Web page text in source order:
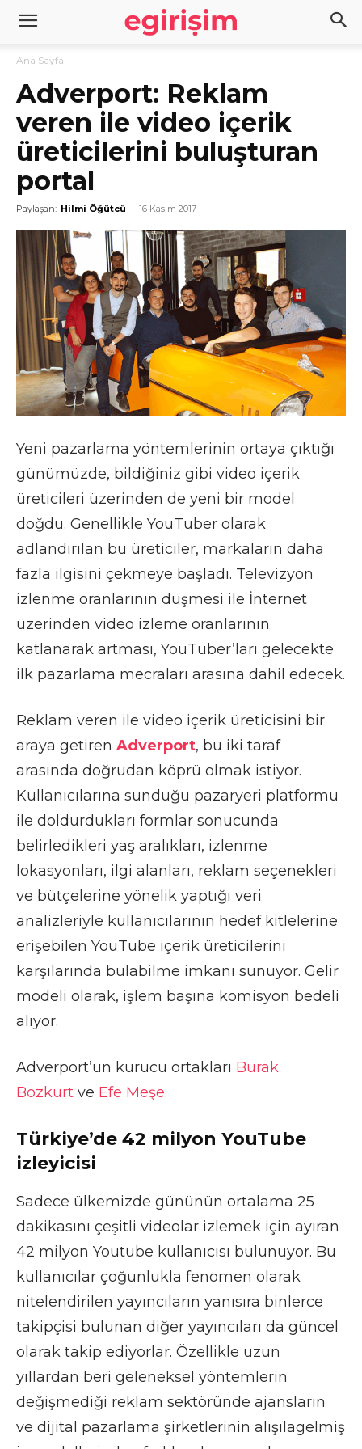
Ana Sayfa
Adverport: Reklam
veren ile video içerik
üreticilerini buluşturan
portal
Paylaşan: Hilmi Öğütcü - 16 Kasım 2017
Yeni pazarlama yöntemlerinin ortaya çıktığı
günümüzde, bildiğiniz gibi video içerik
üreticileri üzerinden de yeni bir model
doğdu. Genellikle YouTuber olarak
adlandırılan bu üreticiler, markaların daha
fazla ilgisini çekmeye başladı. Televizyon
izlenme oranlarının düşmesi ile İnternet
üzerinden video izleme oranlarının
katlanarak artması, YouTuber’ları gelecekte
ilk pazarlama mecraları arasına dahil edecek.
Reklam veren ile video içerik üreticisini bir
araya getiren Adverport, bu iki taraf
arasında doğrudan köprü olmak istiyor.
Kullanıcılarına sunduğu pazaryeri platformu
ile doldurdukları formlar sonucunda
belirledikleri yaş aralıkları, izlenme
lokasyonları, ilgi alanları, reklam seçenekleri
ve bütçelerine yönelik yaptığı veri
analizleriyle kullanıcılarının hedef kitlelerine
erişebilen YouTube içerik üreticilerini
karşılarında bulabilme imkanı sunuyor. Gelir
modeli olarak, işlem başına komisyon bedeli
alıyor.
Adverport’un kurucu ortakları Burak
Bozkurt ve Efe Meşe.
Türkiye’de 42 milyon YouTube
izleyicisi
Sadece ülkemizde gününün ortalama 25
dakikasını çeşitli videolar izlemek için ayıran
42 milyon Youtube kullanıcısı bulunuyor. Bu
kullanıcılar çoğunlukla fenomen olarak
nitelendirilen yayıncıların yanısıra binlerce
takipçisi bulunan diğer yayıncıları da güncel
olarak takip ediyorlar. Özellikle uzun
yıllardan beri geleneksel yöntemlerin
değişmediği reklam sektöründe ajansların
ve dijital pazarlama şirketlerinin alışılagelmiş